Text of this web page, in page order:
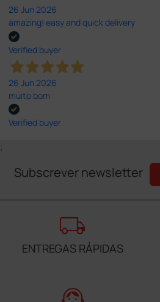
26 Jun 2026
amazing! easy and quick delivery
Verified buyer
26 Jun 2026
muito bom
Verified buyer
;
Subscrever newsletter
local_shipping
ENTREGAS RÁPIDAS